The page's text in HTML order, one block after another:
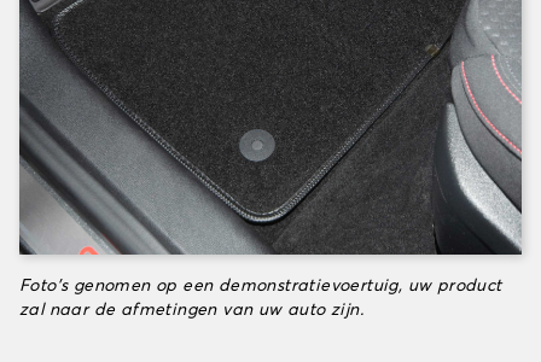
Foto's genomen op een demonstratievoertuig, uw product
zal naar de afmetingen van uw auto zijn.